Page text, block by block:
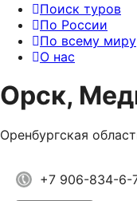
Поиск туров
По России
По всему миру
О нас
Орск,
Оренбургская
+7 906-834-6-